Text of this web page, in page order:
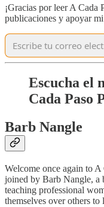
¡Gracias por leer A Cada
publicaciones y apoyar
Escucha el
Cada Paso
Barb Nangle
Welcome once again to A
joined by Barb Nangle, a
teaching professional
themselves over others